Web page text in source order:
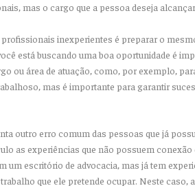
mas o cargo que a pessoa deseja
inexperientes é preparar o
está buscando uma boa oportunidade é
ou área de atuação, como, por exemplo,
mas é importante para garantir
outro erro comum das pessoas que já
as experiências que não possuem conexão
um escritório de advocacia, mas já tem
que ele pretende ocupar. Neste caso,